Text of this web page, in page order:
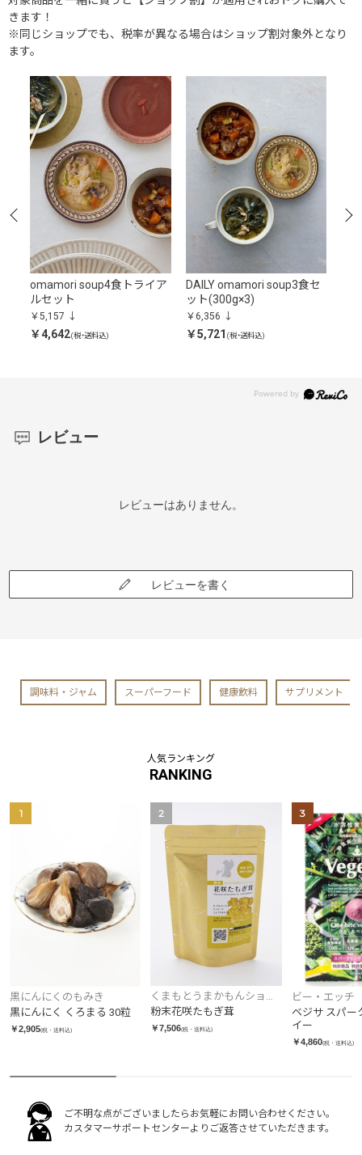
きます！
※同じショップでも、税率が異なる場合はショップ割対象外となり
ます。
omamori soup4食トライア
ルセット
￥5,157
￥4,642(税・送料込)
DAILY omamori soup3食セ
ット(300g×3)
￥6,356
￥5,721 (税・送料込)
レビュー
レビューはありません。
レビューを書く
調味料・ジャム スーパーフード 健康飲料 サプリメント
人気ランキング
RANKING
1
黒にんにくのもみき
黒にんにく くろまる 30粒
￥2,905(税・送料込)
2
くまもとうまかもんショッ
プ
粉末花咲たもぎ茸
￥7,506(税・送料込)
3
ビー・エッチ
ベジサ スパー
イー
￥4,860(税・送料込)
ご不明な点がございましたらお気軽にお問い合わせください。
カスタマーサポートセンターよりご返答させていただきます。